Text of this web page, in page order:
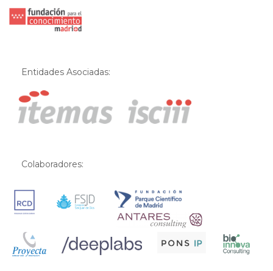
Entidades Asociadas:
Colaboradores: